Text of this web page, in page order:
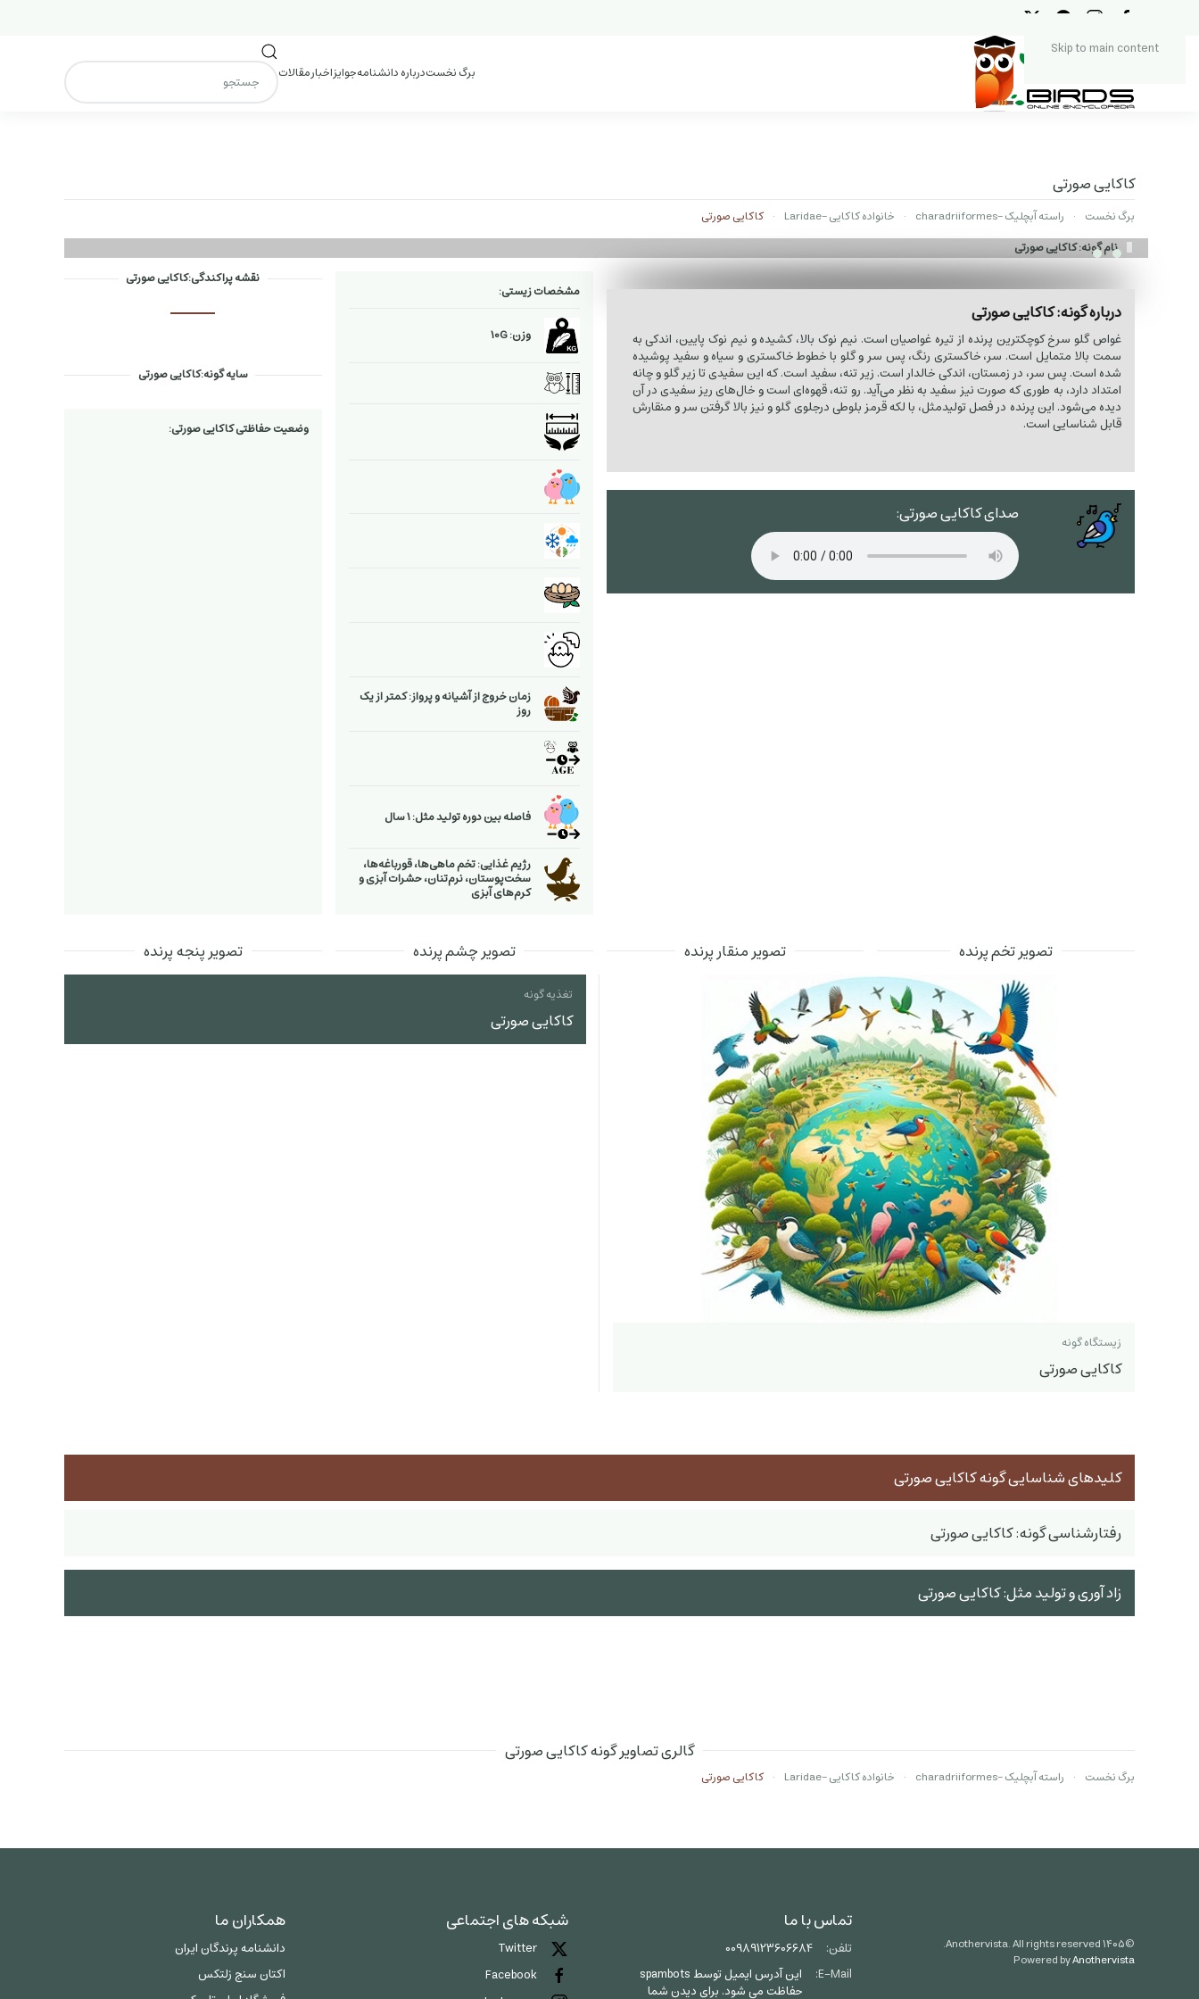
Skip to main content
برگ نخستدرباره دانشنامهجوایزاخبارمقالات
کاکایی صورتی
برگ نخست راسته آبچلیک -charadriiformes خانواده کاکایی -Laridae
کاکایی صورتی
نام گونه: کاکایی صورتی
درباره گونه: کاکایی صورتی
غواص گلو سرخ کوچکترین پرنده از تیره غواصیان است. نیم نوک بالا، کشیده و نیم نوک پایین، اندکی به
سمت بالا متمایل است. سر، خاکستری رنگ، پس سر و گلو با خطوط خاکستری و سیاه و سفید پوشیده
شده است. پس سر، در زمستان، اندکی خالدار است. زیر تنه، سفید است. که این سفیدی تا زیر گلو و چانه
امتداد دارد، به طوری که صورت نیز سفید به نظر می‌آید. رو تنه، قهوه‌ای است و خال‌های ریز سفیدی در آن
دیده می‌شود. این پرنده در فصل تولیدمثل، با لکه قرمز بلوطی درجلوی گلو و نیز بالا گرفتن سر و منقارش
قابل شناسایی است.
صدای کاکایی صورتی:
مشخصات زیستی:
وزن: 10G
زمان خروج از آشیانه و پرواز: کمتر از یک
روز
فاصله بین دوره تولید مثل: 1 سال
رژیم غذایی: تخم ماهی‌ها، قورباغه‌ها،
سخت‌پوستان، نرم‌تنان، حشرات آبزی و
كرم‌های آبزی
نقشه پراکندگی:کاکایی صورتی
سایه گونه:کاکایی صورتی
وضعیت حفاظتی کاکایی صورتی:
تصویر تخم پرنده تصویر منقار پرنده تصویر چشم پرنده تصویر پنجه پرنده
زیستگاه گونه
کاکایی صورتی
تغذیه گونه
کاکایی صورتی
کلیدهای شناسایی گونه کاکایی صورتی
رفتارشناسی گونه: کاکایی صورتی
زاد آوری و تولید مثل: کاکایی صورتی
گالری تصاویر گونه کاکایی صورتی
برگ نخست راسته آبچلیک -charadriiformes خانواده کاکایی -Laridae کاکایی صورتی
©۱۴۰۵
Powered byAnothervista
تماس با ما
تلفن:
00989123606684
E-Mail:
این آدرس ایمیل توسط spambots
حفاظت می شود. برای دیدن شما
شبکه های اجتماعی
Twitter
Facebook
همکاران ما
دانشنامه پرندگان ایران
اکتان سنج زلتکس